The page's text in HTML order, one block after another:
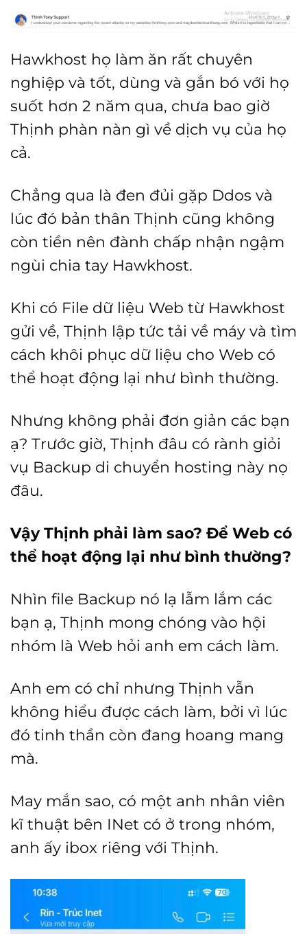
Hawkhost họ làm ăn rất chuyên
nghiệp và tốt, dùng và gắn bó với họ
suốt hơn 2 năm qua, chưa bao giờ
Thịnh phàn nàn gì về dịch vụ của họ
cả.
Chẳng qua là đen đủi gặp Ddos và
lúc đó bản thân Thịnh cũng không
còn tiền nên đành chấp nhận ngậm
ngùi chia tay Hawkhost.
Khi có File dữ liệu Web từ Hawkhost
gửi về, Thịnh lập tức tải về máy và tìm
cách khôi phục dữ liệu cho Web có
thể hoạt động lại như bình thường.
Nhưng không phải đơn giản các bạn
ạ? Trước giờ, Thịnh đâu có rành giỏi
vụ Backup di chuyển hosting này nọ
đâu.
Vậy Thịnh phải làm sao? Để Web có
thể hoạt động lại như bình thường?
Nhìn file Backup nó lạ lẫm lắm các
bạn ạ, Thịnh mong chóng vào hội
nhóm là Web hỏi anh em cách làm.
Anh em có chỉ nhưng Thịnh vẫn
không hiểu được cách làm, bởi vì lúc
đó tinh thần còn đang hoang mang
mà.
May mắn sao, có một anh nhân viên
kĩ thuật bên INet có ở trong nhóm,
anh ấy ibox riêng với Thịnh.